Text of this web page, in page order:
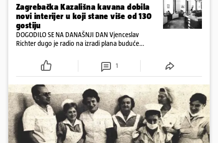
Zagrebačka Kazališna kavana dobila
novi interijer u koji stane više od 130
gostiju
DOGODILO SE NA DANAŠNJI DAN Vjenceslav
Richter dugo je radio na izradi plana buduće
poduzeće Mosor i želje Zagrepčana
1